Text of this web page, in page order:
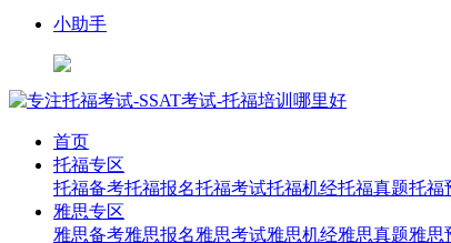
小助手
首页
托福专区
托福备考托福报名托福考试托福机经托福真题托福
雅思专区
雅思备考雅思报名雅思考试雅思机经雅思真题雅思